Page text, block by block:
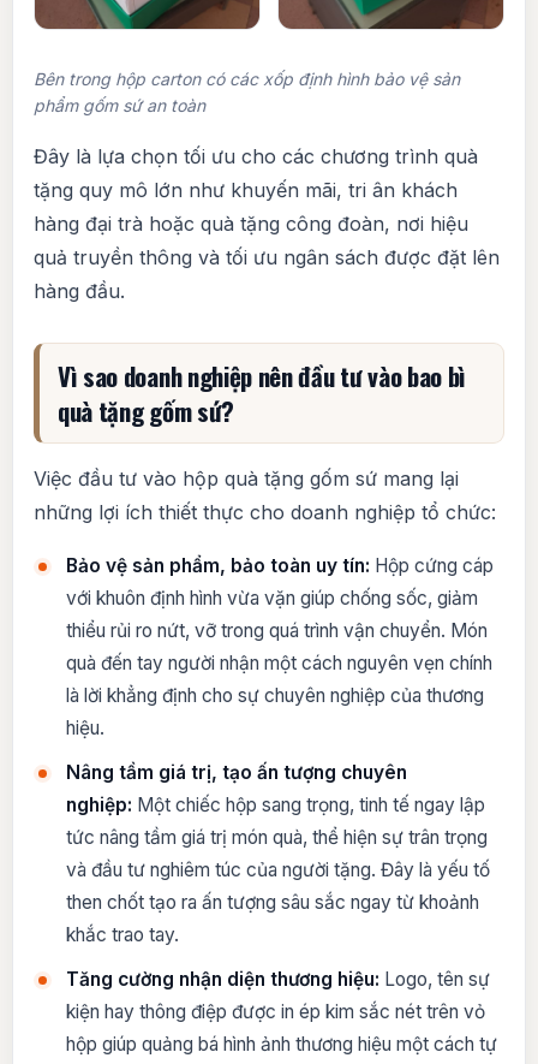
Bên trong hộp carton có các xốp định hình bảo vệ sản
phẩm gốm sứ an toàn
Đây là lựa chọn tối ưu cho các chương trình quà
tặng quy mô lớn như khuyến mãi, tri ân khách
hàng đại trà hoặc quà tặng công đoàn, nơi hiệu
quả truyền thông và tối ưu ngân sách được đặt lên
hàng đầu.
Vì sao doanh nghiệp nên đầu tư vào bao bì
quà tặng gốm sứ?
Việc đầu tư vào hộp quà tặng gốm sứ mang lại
những lợi ích thiết thực cho doanh nghiệp tổ chức:
Bảo vệ sản phẩm, bảo toàn uy tín: Hộp cứng cáp
với khuôn định hình vừa vặn giúp chống sốc, giảm
thiểu rủi ro nứt, vỡ trong quá trình vận chuyển. Món
quà đến tay người nhận một cách nguyên vẹn chính
là lời khẳng định cho sự chuyên nghiệp của thương
hiệu.
Nâng tầm giá trị, tạo ấn tượng chuyên
nghiệp: Một chiếc hộp sang trọng, tinh tế ngay lập
tức nâng tầm giá trị món quà, thể hiện sự trân trọng
và đầu tư nghiêm túc của người tặng. Đây là yếu tố
then chốt tạo ra ấn tượng sâu sắc ngay từ khoảnh
khắc trao tay.
Tăng cường nhận diện thương hiệu: Logo, tên sự
kiện hay thông điệp được in ép kim sắc nét trên vỏ
hộp giúp quảng bá hình ảnh thương hiệu một cách tự